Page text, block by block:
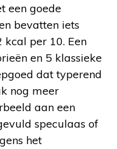
een goede
bevatten iets
per 10. Een
en 5 klassieke
dat typerend
nog meer
aan een
speculaas of
het